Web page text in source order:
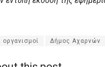
οργανισμοί Δήμος Αχαρνών